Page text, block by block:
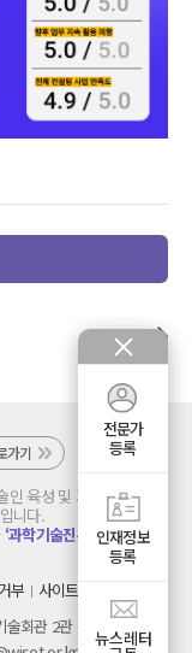
다음글
가기
육성 및 지원에 관한
입니다.
‘과학기술진흥기금’으로
부
사이트 맵
술회관 2관 6층
전문가
등록
인재정보
등록
뉴스레터